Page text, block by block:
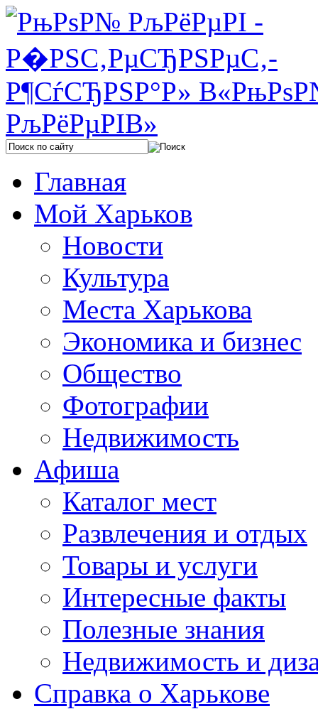
Главная
Мой Харьков
Новости
Культура
Места Харькова
Экономика и бизнес
Общество
Фотографии
Недвижимость
Афиша
Каталог мест
Развлечения и отдых
Товары и услуги
Интересные факты
Полезные знания
Недвижимость и
Справка о Харькове